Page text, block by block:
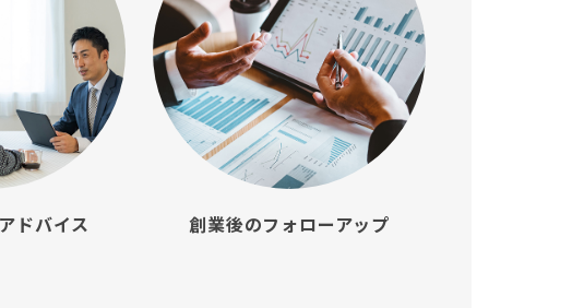
ドバイス 創業後のフォローアップ